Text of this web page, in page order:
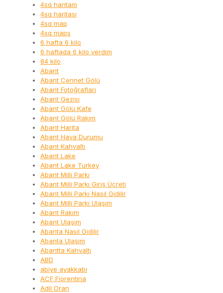
4sq haritam
4sq haritası
4sq map
4sq maps
6 hafta 6 kilo
6 haftada 6 kilo verdim
84 kilo
Abant
Abant Cennet Gölü
Abant Fotoğrafları
Abant Gezisi
Abant Gölü Kafe
Abant Gölü Rakım
Abant Harita
Abant Hava Durumu
Abant Kahvaltı
Abant Lake
Abant Lake Turkey
Abant Milli Parkı
Abant Milli Parkı Giriş Ücreti
Abant Milli Parkı Nasıl Gidilir
Abant Milli Parkı Ulaşım
Abant Rakım
Abant Ulaşım
Abanta Nasıl Gidilir
Abanta Ulaşım
Abantta Kahvaltı
ABD
abiye ayakkabı
ACF Fiorentina
Adil Oran